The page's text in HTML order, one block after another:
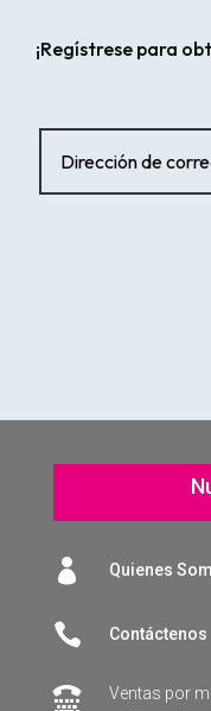
¡Regístrese para
 Quienes
 Contáctenos

Ventas por